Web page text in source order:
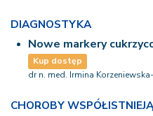
DIAGNOSTYKA
Nowe markery
Kup dostęp
dr n. med. Irmina
CHOROBY